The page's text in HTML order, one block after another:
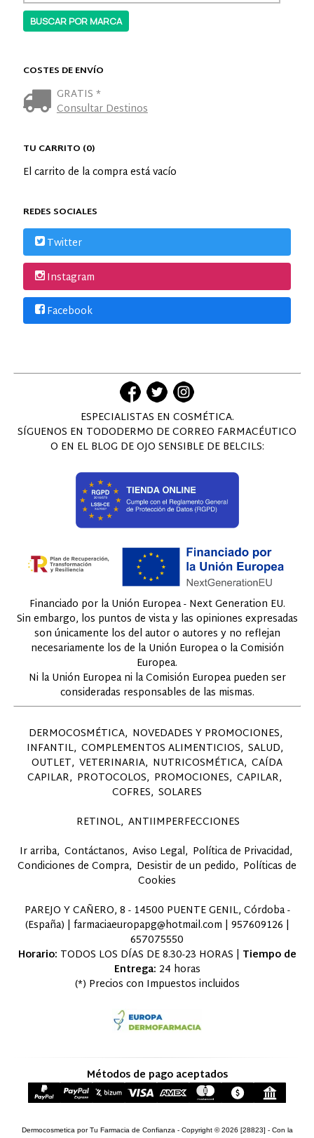
COSTES DE ENVÍO
GRATIS *
Consultar Destinos
TU CARRITO (0)
El carrito de la compra está vacío
REDES SOCIALES
Twitter
Instagram
Facebook
ESPECIALISTAS EN COSMÉTICA.
SÍGUENOS EN TODODERMO DE CORREO FARMACÉUTICO
O EN EL BLOG DE OJO SENSIBLE DE BELCILS:
Financiado por la Unión Europea - Next Generation EU.
Sin embargo, los puntos de vista y las opiniones expresadas
son únicamente los del autor o autores y no reflejan
necesariamente los de la Unión Europea o la Comisión
Europea.
Ni la Unión Europea ni la Comisión Europea pueden ser
consideradas responsables de las mismas.
DERMOCOSMÉTICA NOVEDADES Y PROMOCIONES
INFANTIL COMPLEMENTOS ALIMENTICIOS SALUD
OUTLET VETERINARIA NUTRICOSMÉTICA CAÍDA
CAPILAR PROTOCOLOS PROMOCIONES CAPILAR
COFRES SOLARES
RETINOL ANTIIMPERFECCIONES
Ir arriba Contáctanos Aviso Legal Política de Privacidad
Condiciones de Compra Desistir de un pedido Políticas de
Cookies
PAREJO Y CAÑERO, 8 - 14500 PUENTE GENIL, Córdoba -
(España) | farmaciaeuropapg@hotmail.com | 957609126 |
657075550
Horario: TODOS LOS DÍAS DE 8.30-23 HORAS | Tiempo de
Entrega: 24 horas
(*) Precios con Impuestos incluidos
Métodos de pago aceptados
Dermocosmetica por Tu Farmacia de Confianza - Copyright © 2026 [28823] - Con la